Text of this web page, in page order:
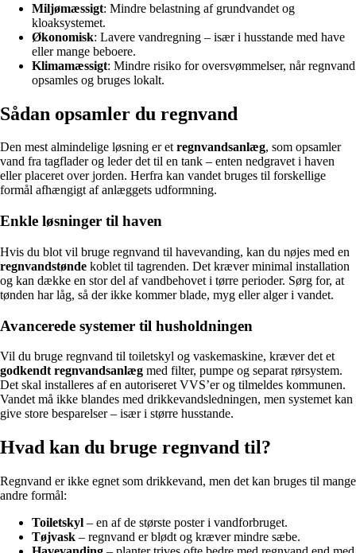
Miljømæssigt: Mindre belastning af grundvandet og
kloaksystemet.
Økonomisk: Lavere vandregning – især i husstande med have
eller mange beboere.
Klimamæssigt: Mindre risiko for oversvømmelser, når regnvand
opsamles og bruges lokalt.
Sådan opsamler du regnvand
Den mest almindelige løsning er etregnvandsanlæg, som opsamler
vand fra tagflader og leder det til en tank – enten nedgravet i haven
eller placeret over jorden. Herfra kan vandet bruges til forskellige
formål afhængigt af anlæggets udformning.
Enkle løsninger til haven
Hvis du blot vil bruge regnvand til havevanding, kan du nøjes med en
regnvandstønde koblet til tagrenden. Det kræver minimal installation
og kan dække en stor del af vandbehovet i tørre perioder. Sørg for, at
tønden har låg, så der ikke kommer blade, myg eller alger i vandet.
Avancerede systemer til husholdningen
Vil du bruge regnvand til toiletskyl og vaskemaskine, kræver det et
godkendt regnvandsanlæg med filter, pumpe og separat rørsystem.
Det skal installeres af en autoriseret VVS’er og tilmeldes kommunen.
Vandet må ikke blandes med drikkevandsledningen, men systemet kan
give store besparelser – især i større husstande.
Hvad kan du bruge regnvand til?
Regnvand er ikke egnet som drikkevand, men det kan bruges til mange
andre formål:
Toiletskyl – en af de største poster i vandforbruget.
Tøjvask – regnvand er blødt og kræver mindre sæbe.